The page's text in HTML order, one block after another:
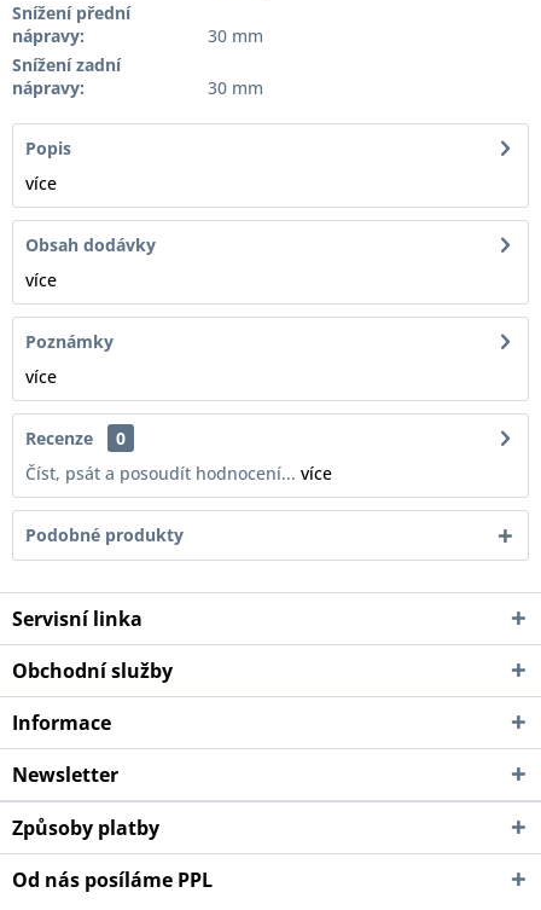
Snížení přední
nápravy:
30 mm
Snížení zadní
nápravy:
30 mm
Popis
více
Obsah dodávky
více
Poznámky
více
Recenze
0
Číst, psát a posoudít hodnocení... více
Podobné produkty
Servisní linka
Obchodní služby
Informace
Newsletter
Způsoby platby
Od nás posíláme PPL